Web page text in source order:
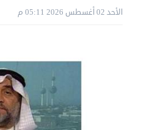
نقل عفش المنطقه العاشره 50636444 فك وتركيب ...
الأحد 02 أغسطس 2026 05:11 م